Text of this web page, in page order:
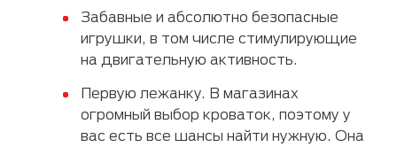
Забавные и абсолютно безопасные
игрушки, в том числе стимулирующие
на двигательную активность.
Первую лежанку. В магазинах
огромный выбор кроваток, поэтому у
вас есть все шансы найти нужную. Она